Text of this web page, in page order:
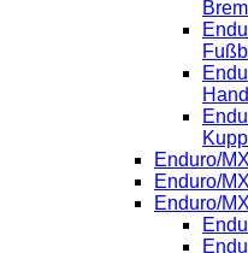
Enduro/
Enduro/
Enduro/